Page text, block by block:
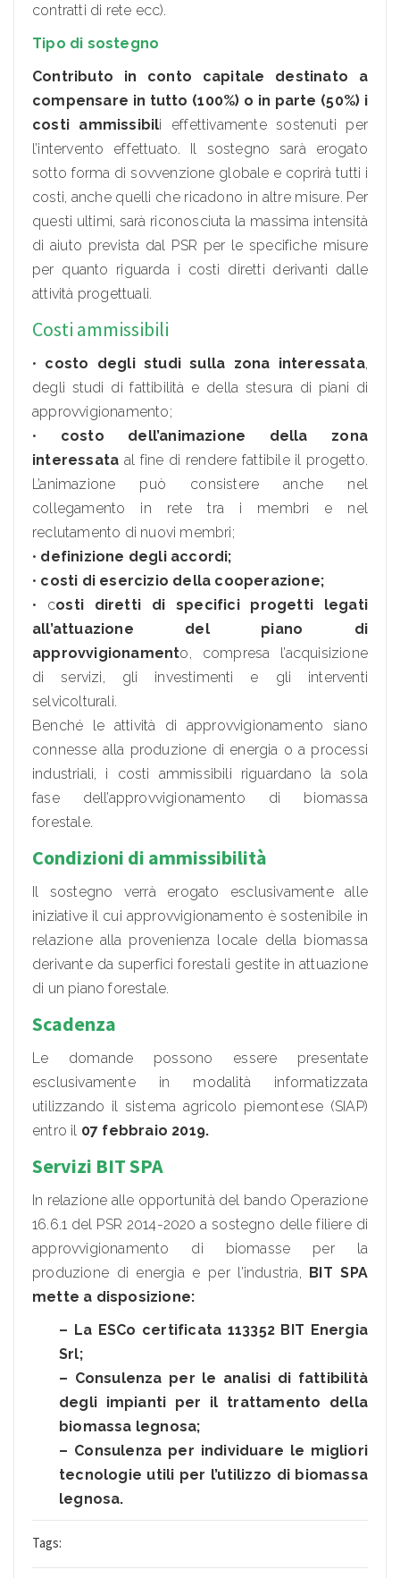
contratti di rete ecc).
Tipo di sostegno
Contributo in conto capitale destinato a
compensare in tutto (100%) o in parte (50%) i
costi ammissibili effettivamente sostenuti per
l’intervento effettuato. Il sostegno sarà erogato
sotto forma di sovvenzione globale e coprirà tutti i
costi, anche quelli che ricadono in altre misure. Per
questi ultimi, sarà riconosciuta la massima intensità
di aiuto prevista dal PSR per le specifiche misure
per quanto riguarda i costi diretti derivanti dalle
attività progettuali.
Costi ammissibili
• costo degli studi sulla zona interessata,
degli studi di fattibilità e della stesura di piani di
approvvigionamento;
• costo dell’animazione della zona
interessata al fine di rendere fattibile il progetto.
L’animazione può consistere anche nel
collegamento in rete tra i membri e nel
reclutamento di nuovi membri;
• definizione degli accordi;
• costi di esercizio della cooperazione;
• costi diretti di specifici progetti legati
all’attuazione del piano di
approvvigionamento, compresa l’acquisizione
di servizi, gli investimenti e gli interventi
selvicolturali.
Benché le attività di approvvigionamento siano
connesse alla produzione di energia o a processi
industriali, i costi ammissibili riguardano la sola
fase dell’approvvigionamento di biomassa
forestale.
Condizioni di ammissibilità
Il sostegno verrà erogato esclusivamente alle
iniziative il cui approvvigionamento è sostenibile in
relazione alla provenienza locale della biomassa
derivante da superfici forestali gestite in attuazione
di un piano forestale.
Scadenza
Le domande possono essere presentate
esclusivamente in modalità informatizzata
utilizzando il sistema agricolo piemontese (SIAP)
entro il 07 febbraio 2019.
Servizi BIT SPA
In relazione alle opportunità del bando Operazione
16.6.1 del PSR 2014-2020 a sostegno delle filiere di
approvvigionamento di biomasse per la
produzione di energia e per l’industria, BIT SPA
mette a disposizione:
– La ESCo certificata 113352 BIT Energia
Srl;
– Consulenza per le analisi di fattibilità
degli impianti per il trattamento della
biomassa legnosa;
– Consulenza per individuare le migliori
tecnologie utili per l’utilizzo di biomassa
legnosa.
Tags: